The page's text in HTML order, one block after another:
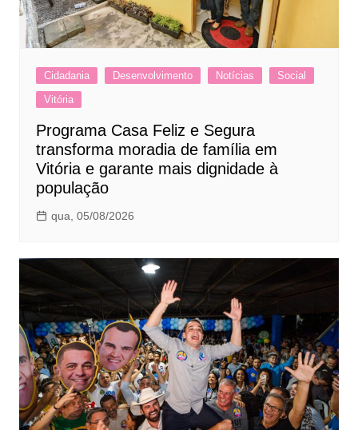
Cidadania Desenvolvimento Notícias
Social
Vitória
Programa Casa Feliz e Segura
transforma moradia de família em
Vitória e garante mais dignidade à
população
qua, 05/08/2026